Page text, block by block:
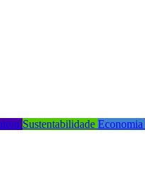
Sustentabilidade Economia